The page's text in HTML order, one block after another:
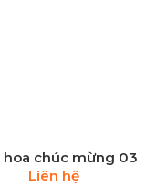
hoa chúc mừng 03
Liên hệ